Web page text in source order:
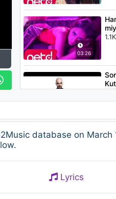
03:26
mu
database on March
Lyrics